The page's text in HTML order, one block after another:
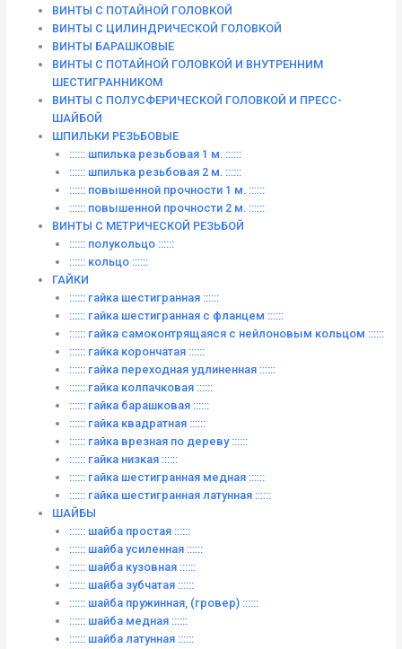
ВИНТЫ С ПОТАЙНОЙ ГОЛОВКОЙ
ВИНТЫ С ЦИЛИНДРИЧЕСКОЙ ГОЛОВКОЙ
ВИНТЫ БАРАШКОВЫЕ
ВИНТЫ С ПОТАЙНОЙ ГОЛОВКОЙ И ВНУТРЕННИМ
ШЕСТИГРАННИКОМ
ВИНТЫ С ПОЛУСФЕРИЧЕСКОЙ ГОЛОВКОЙ И ПРЕСС-
ШАЙБОЙ
ШПИЛЬКИ РЕЗЬБОВЫЕ
:::::: шпилька резьбовая 1 м. ::::::
:::::: шпилька резьбовая 2 м. ::::::
:::::: повышенной прочности 1 м. ::::::
:::::: повышенной прочности 2 м. ::::::
ВИНТЫ C МЕТРИЧЕСКОЙ РЕЗЬБОЙ
:::::: полукольцо ::::::
:::::: кольцо ::::::
ГАЙКИ
:::::: гайка шестигранная ::::::
:::::: гайка шестигранная с фланцем ::::::
:::::: гайка самоконтрящаяся с нейлоновым кольцом ::::::
:::::: гайка корончатая ::::::
:::::: гайка переходная удлиненная ::::::
:::::: гайка колпачковая ::::::
:::::: гайка барашковая ::::::
:::::: гайка квадратная ::::::
:::::: гайка врезная по дереву ::::::
:::::: гайка низкая ::::::
:::::: гайка шестигранная медная ::::::
:::::: гайка шестигранная латунная ::::::
ШАЙБЫ
:::::: шайба простая ::::::
:::::: шайба усиленная ::::::
:::::: шайба кузовная ::::::
:::::: шайба зубчатая ::::::
:::::: шайба пружинная, (гровер) ::::::
:::::: шайба медная ::::::
:::::: шайба латунная ::::::